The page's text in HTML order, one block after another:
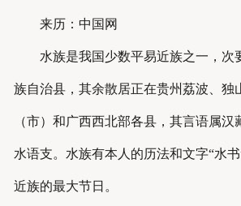
来历：中国网
水族是我国少数平易近族之一，次
族自治县，其余散居正在贵州荔波、独
（市）和广西西北部各县，其言语属汉
水语支。水族有本人的历法和文字“水
近族的最大节日。